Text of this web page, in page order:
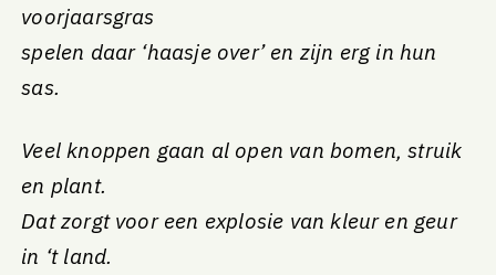
voorjaarsgras
spelen daar ‘haasje over’ en zijn erg in hun
sas.
Veel knoppen gaan al open van bomen, struik
en plant.
Dat zorgt voor een explosie van kleur en geur
in ‘t land.